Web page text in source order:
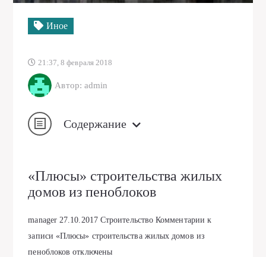
Иное
21:37, 8 февраля 2018
Автор: admin
Содержание
«Плюсы» строительства жилых
домов из пеноблоков
manager 27.10.2017 Строительство Комментариик
записи «Плюсы» строительства жилых домов из
пеноблоков отключены